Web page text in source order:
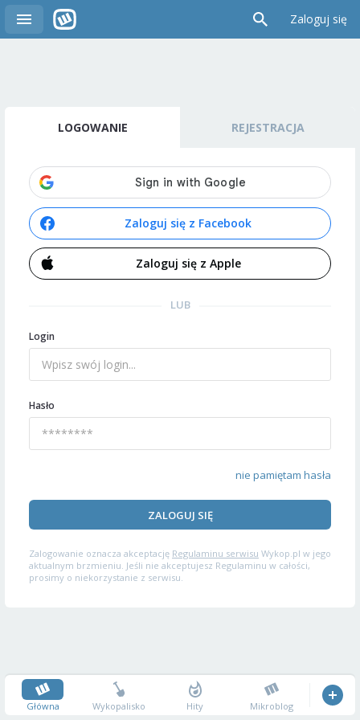
Zaloguj się
LOGOWANIE REJESTRACJA
Zaloguj się z Facebook
Zaloguj się z Apple
LUB
Login
Hasło
nie pamiętam hasła
ZALOGUJ SIĘ
Zalogowanie oznacza akceptację Regulaminu serwisu Wykop.pl w jego
aktualnym brzmieniu. Jeśli nie akceptujesz Regulaminu w całości,
prosimy o niekorzystanie z serwisu.
Główna Wykopalisko Hity Mikroblog